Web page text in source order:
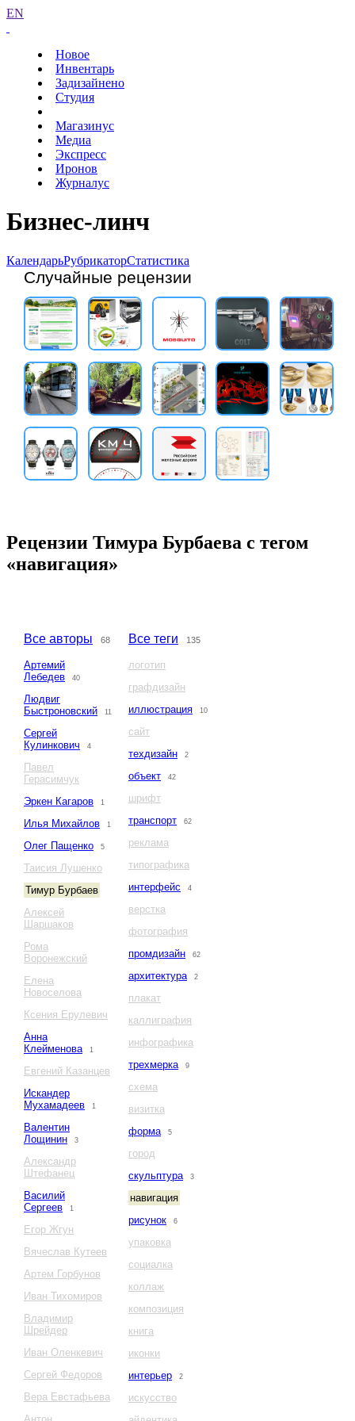
EN
Новое
Инвентарь
Задизайнено
Студия
Магазинус
Медиа
Экспресс
Иронов
Журналус
Бизнес-линч
КалендарьРубрикаторСтатистика
Случайные рецензии
Рецензии Тимура Бурбаева с тегом
«навигация»
Все авторы 68
Артемий
Лебедев
40
Людвиг
Быстроновский
11
Сергей
Кулинкович
4
Павел
Герасимчук
Эркен Кагаров
1
Илья Михайлов 1
Олег Пащенко 5
Таисия Лушенко
Тимур Бурбаев
Алексей
Шаршаков
Рома
Воронежский
Елена
Новоселова
Ксения Ерулевич
Анна
Клейменова
1
Евгений Казанцев
Искандер
Мухамадеев
1
Валентин
Лощинин
3
Александр
Штефанец
Василий
Сергеев
1
Егор Жгун
Вячеслав Кутеев
Артем Горбунов
Иван Тихомиров
Владимир
Шрейдер
Иван Оленкевич
Сергей Федоров
Вера Евстафьева
Все теги 135
логотип
графдизайн
иллюстрация
10
сайт
техдизайн
2
объект 42
шрифт
транспорт
62
реклама
типографика
интерфейс
4
верстка
фотография
промдизайн
62
архитектура 2
плакат
каллиграфия
инфографика
трехмерка
9
схема
визитка
форма
5
город
скульптура
3
навигация
рисунок
6
упаковка
социалка
коллаж
композиция
книга
иконки
интерьер
2
искусство